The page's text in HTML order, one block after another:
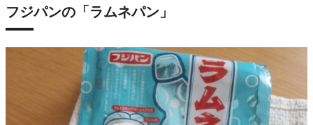
フジパンの「ラムネパン」